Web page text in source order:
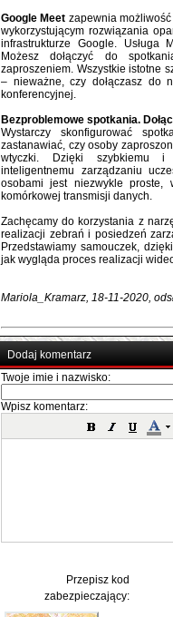
Google Meet zapewnia
wykorzystującym rozwiązania
infrastrukturze Google. Usługa
Możesz dołączyć do
zaproszeniem. Wszystkie istotne
– nieważne, czy dołączasz do
konferencyjnej.
Bezproblemowe spotkania.
Wystarczy skonfigurować
zastanawiać, czy osoby
wtyczki. Dzięki szybkiemu i
inteligentnemu zarządzaniu
osobami jest niezwykle
komórkowej transmisji danych.
Zachęcamy do korzystania z
realizacji zebrań i posiedzeń
Przedstawiamy samouczek,
jak wygląda proces realizacji
Mariola_Kramarz, 18-11-2020,
Dodaj komentarz
Twoje imie i nazwisko:
Wpisz komentarz:
Przepisz kod
zabezpieczający: